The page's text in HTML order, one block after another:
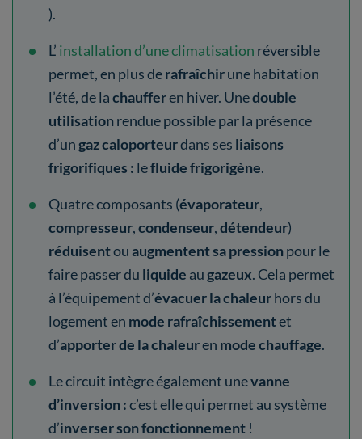
).
L’ installation d’une climatisation réversible
permet, en plus derafraîchirune habitation
l’été, de lachaufferen hiver. Unedouble
utilisationrendue possible par la présence
d’ungaz caloporteurdans ses liaisons
frigorifiques : lefluide frigorigène.
Quatre composants (évaporateur,
compresseur,condenseur,détendeur)
réduisentouaugmentent sa pressionpour le
faire passer du liquide augazeux. Cela permet
à l’équipement d’évacuer la chaleurhors du
logement en mode rafraîchissementet
d’apporter de la chaleuren mode chauffage.
Le circuit intègre également unevanne
d’inversion :c’est elle qui permet au système
d’inverser son fonctionnement !